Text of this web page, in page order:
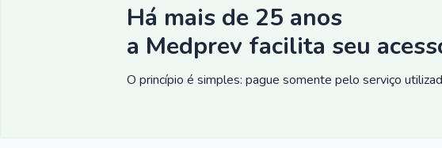
Há mais de 25 anos
a Medprev facilita seu
O princípio é simples: pague somente pelo serviço